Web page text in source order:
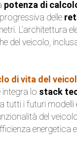
potenza di
delle
L’architettura
del veicolo,
di vita del
integra lo stack
tutti i futuri modelli
del
energetica